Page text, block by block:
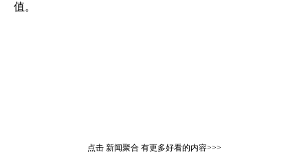
值。
点击 新闻聚合有更多好看的内容>>>